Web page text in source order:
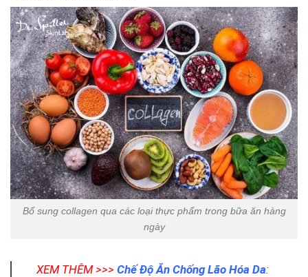
Bổ sung collagen qua các loại thực phẩm trong bữa ăn hàng
ngày
XEM THÊM >>> Chế Độ Ăn Chống Lão Hóa Da: